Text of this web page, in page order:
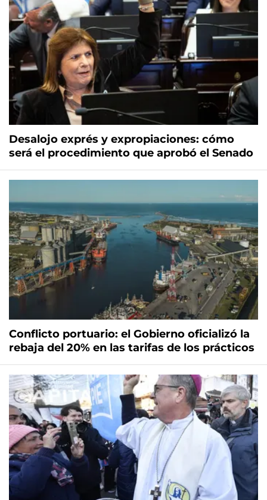
Desalojo exprés y expropiaciones: cómo
será el procedimiento que aprobó el Senado
Conflicto portuario: el Gobierno oficializó la
rebaja del 20% en las tarifas de los prácticos